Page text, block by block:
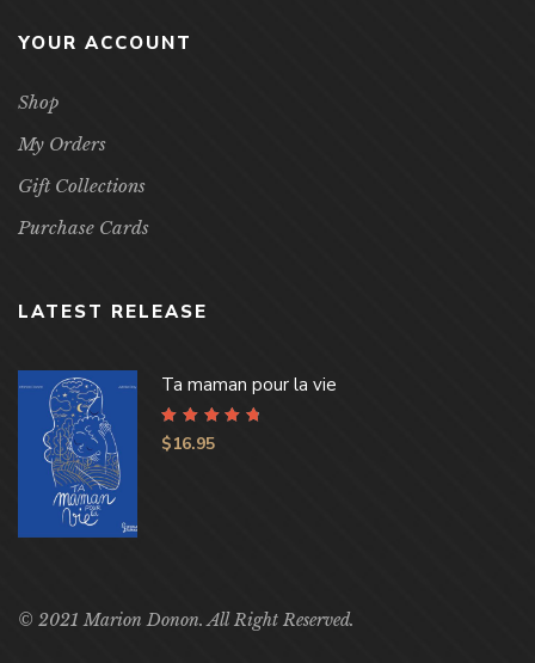
YOUR ACCOUNT
Shop
My Orders
Gift Collections
Purchase Cards
LATEST RELEASE
Ta maman pour la vie
Rated 4.96
of 5
$16.95
© 2021 Marion Donon. All Right Reserved.